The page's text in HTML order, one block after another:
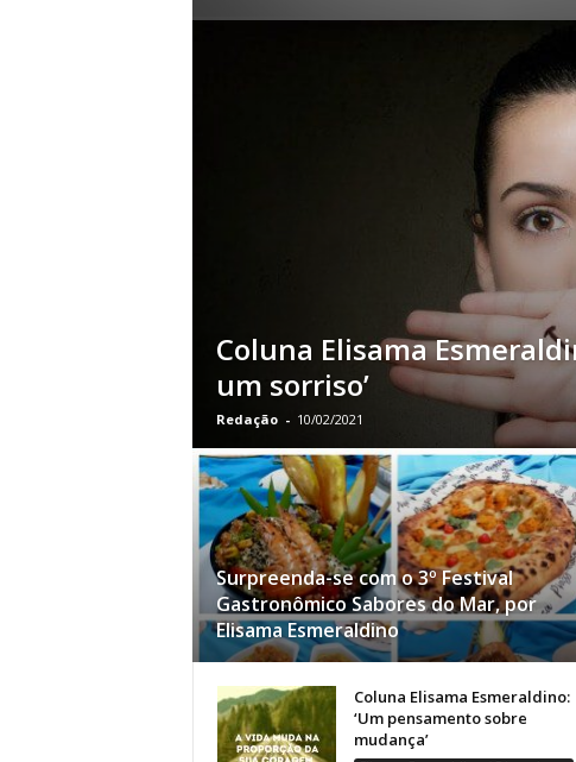
Coluna Elisama
um sorriso’
Redação - 10/02/2021
Surpreenda-se com o 3º Festival
Gastronômico Sabores do Mar, por
Elisama Esmeraldino
Coluna Elisama Esmeraldino:
‘Um pensamento sobre
mudança’